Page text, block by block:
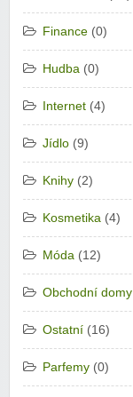
Finance (0)
Hudba (0)
Internet (4)
Jídlo (9)
Knihy (2)
Kosmetika (4)
Móda (12)
Obchodní domy
Ostatní (16)
Parfemy (0)